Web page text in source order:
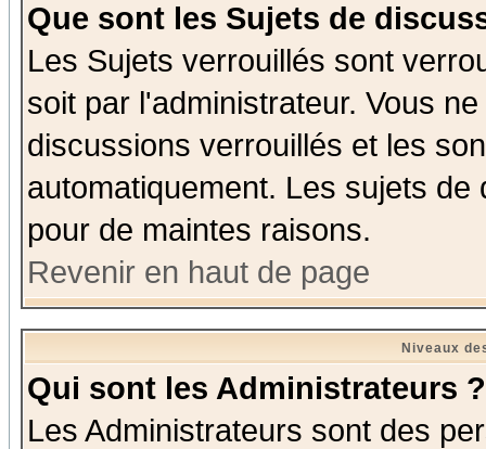
Que sont les Sujets de
Les Sujets verrouillés sont
soit par l'administrateur. Vous
discussions verrouillés et les
automatiquement. Les sujets
pour de maintes raisons.
Revenir en haut de page
Niveaux
Qui sont les Administrateurs ?
Les Administrateurs sont des